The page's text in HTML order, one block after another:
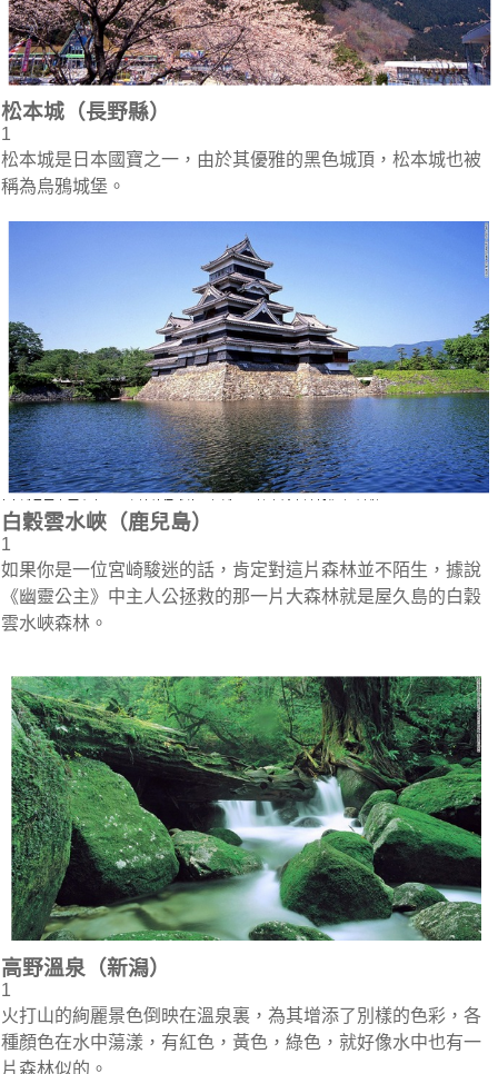
松本城（長野縣）
1
松本城是日本國寶之一，由於其優雅的黑色城頂，松本城也被
稱為烏鴉城堡。
白穀雲水峽（鹿兒島）
1
如果你是一位宮崎駿迷的話，肯定對這片森林並不陌生，據說
《幽靈公主》中主人公拯救的那一片大森林就是屋久島的白穀
雲水峽森林。
高野溫泉（新潟）
1
火打山的絢麗景色倒映在溫泉裏，為其增添了別樣的色彩，各
種顏色在水中蕩漾，有紅色，黃色，綠色，就好像水中也有一
片森林似的。